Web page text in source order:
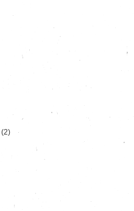
(2)